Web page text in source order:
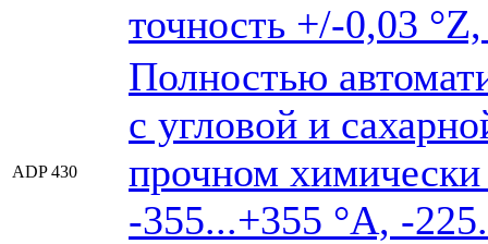
точность +/-0,03
ADP 430
Полностью
с угловой и
прочном
-355...+355 °А, -